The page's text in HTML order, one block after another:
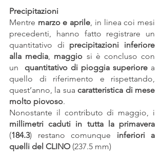
Precipitazioni
Mentre marzo e aprile , in linea coi mesi
precedenti, hanno fatto registrare un
quantitativo di precipitazioni inferiore
alla media
maggio si è concluso con
un quantitativo di pioggia superiore a
quello di riferimento e rispettando,
quest’anno, la sua caratteristica di mese
molto piovoso.
millimetri caduti in tutta la primavera
(184.3) restano comunque inferiori a
quelli del CLINO (237.5 mm)